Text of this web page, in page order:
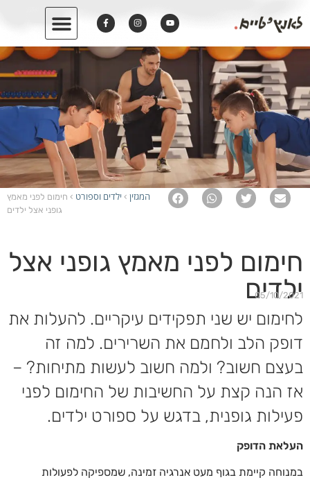
המגזין › ילדים וספורט › חימום לפני מאמץ
גופני אצל ילדים
חימום לפני מאמץ גופני אצל
ילדים
05/10/2021
לחימום יש שני תפקידים עיקריים. להעלות את
דופק הלב ולחמם את השרירים. למה זה
בעצם חשוב? ולמה חשוב לעשות מתיחות? –
אז הנה קצת על החשיבות של החימום לפני
פעילות גופנית, בדגש על ספורט ילדים.
העלאת הדופק
במנוחה קיימת בגוף מעט אנרגיה זמינה, שמספיקה לפעולות